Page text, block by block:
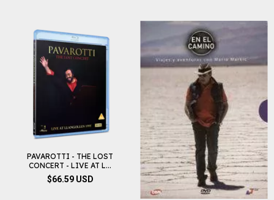
PAVAROTTI - THE LOST
CONCERT - LIVE AT L...
$66.59 USD